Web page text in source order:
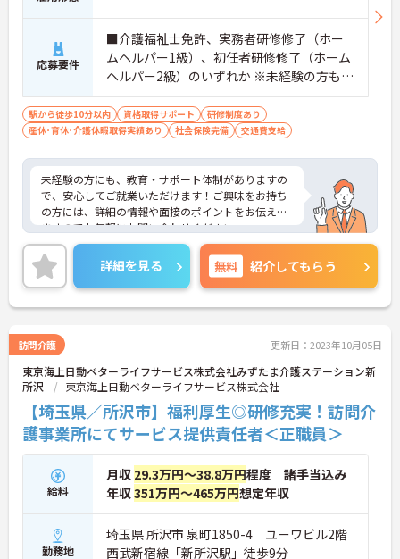
応募要件
■介護福祉士免許、実務者研修修了（ホー
ムヘルパー1級）、初任者研修修了（ホーム
ヘルパー2級）のいずれか ※未経験の方も相
談可
駅から徒歩10分以内 資格取得サポート
研修制度あり
産休･育休･介護休暇取得実績あり
社会保険完備 交通費支給
未経験の方にも、教育・サポート体制がありますの
で、安心してご就業いただけます！ご興味をお持ち
の方には、詳細の情報や面接のポイントをお伝えし
ますのでお気軽にお問い合わせください。
詳細を見る 無料 紹介してもらう
訪問介護 更新日：2023年10月05日
東京海上日動ベターライフサービス株式会社みずたま介護ステーション新
所沢
東京海上日動ベターライフサービス株式会社
【埼玉県／所沢市】福利厚生◎研修充実！訪問介
護事業所にてサービス提供責任者＜正職員＞
給料
月収 29.3万円～38.8万円程度 諸手当込み
年収351万円～465万円想定年収
勤務地
埼玉県 所沢市 泉町1850-4 ユーワビル2階
西武新宿線「新所沢駅」徒歩9分